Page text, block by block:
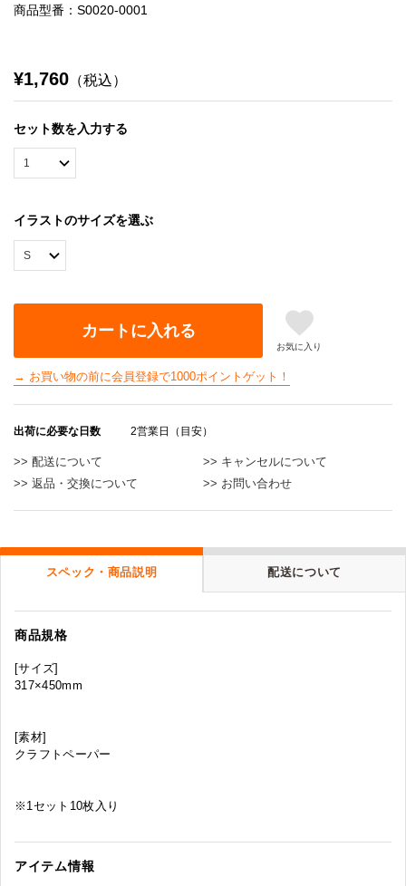
商品型番：S0020-0001
¥1,760 （税込）
セット数を入力する
イラストのサイズを選ぶ
カートに入れる
お気に入り
→ お買い物の前に会員登録で1000ポイントゲット！
出荷に必要な日数 2営業日（目安）
>> 配送について
>> キャンセルについて
>> 返品・交換について
>> お問い合わせ
スペック・商品説明 配送について
商品規格
[サイズ]
317×450mm
[素材]
クラフトペーパー
※1セット10枚入り
アイテム情報